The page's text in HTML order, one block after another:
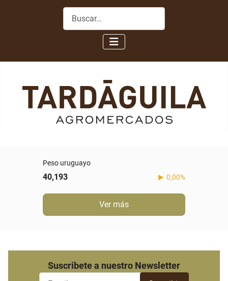
Buscar
Peso uruguayo
40,193 0,00%
Ver más
Suscribete a nuestro Newsletter